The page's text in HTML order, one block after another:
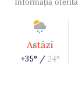
Astăzi
+35° / 24°